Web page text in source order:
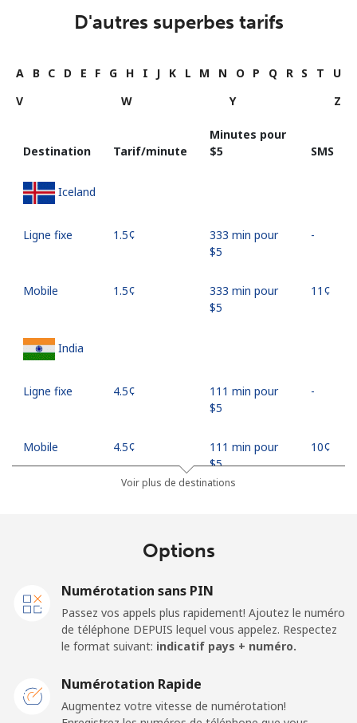
D'autres superbes tarifs
A B C D E F G H I J K L M N O P Q R S T
U
V
W Y Z
Destination Tarif/minute
Minutes pour
⁦$5⁩
SMS
Iceland
Ligne fixe ⁦1.5¢⁩
333 min pour
⁦$5⁩
-
Mobile ⁦1.5¢⁩
333 min pour
⁦$5⁩
⁦11¢⁩
India
Ligne fixe ⁦4.5¢⁩
111 min pour
⁦$5⁩
-
Mobile ⁦4.5¢⁩
111 min pour
⁦$5⁩
⁦10¢⁩
63 min pour ⁦$5⁩
⁦5.5¢⁩ 90 min pour ⁦$5⁩
⁦6.9¢⁩ 72 min pour ⁦$5⁩ -
Ligne fixe ⁦27.5¢⁩ 18 min pour ⁦$5⁩
Voir plus de destinations
Options
Numérotation sans PIN
Passez vos appels plus rapidement! Ajoutez le numéro
de téléphone DEPUIS lequel vous appelez. Respectez
le format suivant: indicatif pays + numéro.
Numérotation Rapide
Augmentez votre vitesse de numérotation!